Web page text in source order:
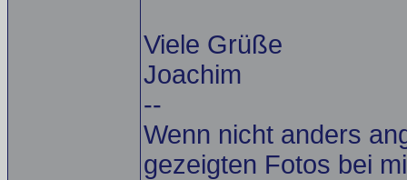
Viele Grüße
Joachim
--
Wenn nicht anders
gezeigten Fotos bei